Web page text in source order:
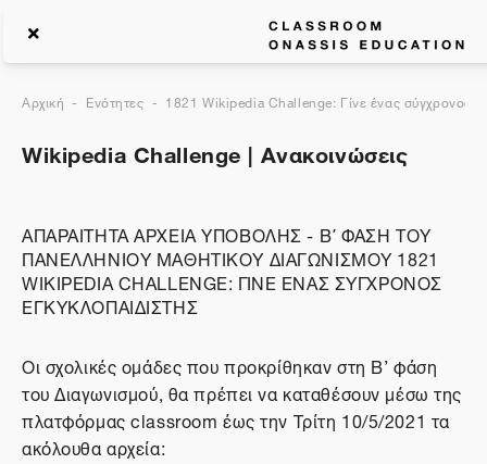
Αρχική Ενότητες 1821 Wikipedia Challenge: Γίνε ένας σύγχρονος
Wikipedia Challenge | Ανακοινώσεις
ΑΠΑΡΑΙΤΗΤΑ ΑΡΧΕΙΑ ΥΠΟΒΟΛΗΣ - Β΄ ΦΑΣΗ ΤΟΥ
ΠΑΝΕΛΛΗΝΙΟΥ ΜΑΘΗΤΙΚΟΥ ΔΙΑΓΩΝΙΣΜΟΥ 1821
WIKIPEDIA CHALLENGE: ΓΙΝΕ ΕΝΑΣ ΣΥΓΧΡΟΝΟΣ
ΕΓΚΥΚΛΟΠΑΙΔΙΣΤΗΣ
Οι σχολικές ομάδες που προκρίθηκαν στη Β’ φάση
του Διαγωνισμού, θα πρέπει να καταθέσουν μέσω της
πλατφόρμας classroom έως την Τρίτη 10/5/2021 τα
ακόλουθα αρχεία: